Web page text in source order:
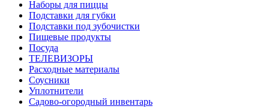
Наборы для пиццы
Подставки для губки
Подставки под зубочистки
Пищевые продукты
Посуда
ТЕЛЕВИЗОРЫ
Расходные материалы
Соусники
Уплотнители
Садово-огородный инвентарь